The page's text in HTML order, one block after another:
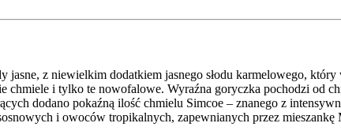
jasne, z niewielkim dodatkiem jasnego słodu karmelowego,
i tylko te nowofalowe. Wyraźna goryczka pochodzi od
dodano pokaźną ilość chmielu Simcoe – znanego z
i owoców tropikalnych, zapewnianych przez mieszankę